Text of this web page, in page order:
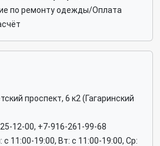
по ремонту одежды/Оплата
проспект, 6 к2 (Гагаринский
12-00, +7-916-261-99-68
c 11:00-19:00, Вт: c 11:00-19:00, Ср: